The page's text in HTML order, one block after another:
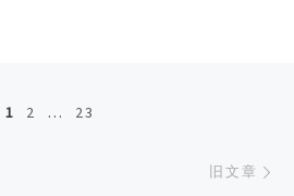
1 2 … 23
旧文章